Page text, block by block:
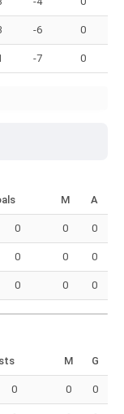
-6 0
-7 0
M A
0 0 0
0 0 0
0 0 0
M G
0 0 0